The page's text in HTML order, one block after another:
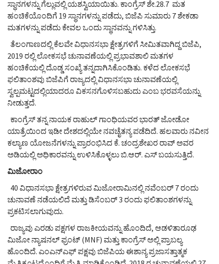
ಸ್ಥಾನಗಳನ್ನು ಗೆಲ್ಲುವಲ್ಲಿ ಯಶಸ್ವಿಯಾಯಿತು. ಕಾಂಗ್ರೆಸ್ ಶೇ.28.7 ಮತ
ಹಂಚಿಕೆಯೊಂದಿಗೆ 19 ಸ್ಥಾನಗಳನ್ನು ಪಡೆದು, ಬಿಜೆಪಿ ಸುಮಾರು 7 ಶೇಕಡಾ
ಮತಗಳನ್ನು ಪಡೆದು ಕೇವಲ ಒಂದು ಸ್ಥಾನವನ್ನು ಗಳಿಸಿತ್ತು.
ತೆಲಂಗಾಣದಲ್ಲಿ ಕೆಲವೇ ವಿಧಾನಸಭಾ ಕ್ಷೇತ್ರಗಳಿಗೆ ಸೀಮಿತವಾಗಿದ್ದ ಬಿಜೆಪಿ,
2019 ರಲ್ಲಿ ಲೋಕಸಭೆ ಚುನಾವಣೆಯಲ್ಲಿ ಪ್ರಭಾವಶಾಲಿ ಮತಗಳ
ಹಂಚಿಕೆಯಲ್ಲಿ ದೊಡ್ಡ ಸಂಖ್ಯೆ ತನ್ನದಾಗಿಸಿಕೊಂಡಿತು. ಕಳೆದ ಲೋಕಸಭೆ
ಫಲಿತಾಂಶವು ಬಿಜೆಪಿಗೆ ರಾಜ್ಯದಲ್ಲಿ ವಿಧಾನಸಭಾ ಚುನಾವಣೆಯಲ್ಲಿ
ಸ್ವಲ್ಪಮಟ್ಟದಲ್ಲಿಯಾದರೂ ವಿಕಸನಗೊಳಿಸಬಹುದು ಎಂಬ ಭರವಸೆಯನ್ನು
ನೀಡುತ್ತದೆ.
ಕಾಂಗ್ರೆಸ್ ತನ್ನ ನಾಯಕ ರಾಹುಲ್ ಗಾಂಧಿಯವರ ಭಾರತ್ ಜೋಡೋ
ಯಾತ್ರೆಯಿಂದ ಇಡೀ ದೇಶದಲ್ಲಿಯೇ ನವಚೈತನ್ಯ ಪಡೆದಿದೆ. ಹಲವಾರು ನವೀನ
ಕಲ್ಯಾಣ ಯೋಜನೆಗಳನ್ನು ಪ್ರಾರಂಭಿಸಿದ ಕೆ. ಚಂದ್ರಶೇಖರ ರಾವ್ ಅವರ
ಅಡಿಯಲ್ಲಿ ಅಧಿಕಾರವನ್ನು ಉಳಿಸಿಕೊಳ್ಳಲು ಬಿ.ಆರ್. ಎಸ್ ಬಯಸುತ್ತಿದೆ.
ಮಿಜೋರಾಂ
40 ವಿಧಾನಸಭಾ ಕ್ಷೇತ್ರಗಳಿರುವ ಮಿಜೋರಾಮಿನಲ್ಲಿ ನವೆಂಬರ್ 7 ರಂದು
ಚುನಾವಣೆ ನಡೆಯಲಿದೆ ಮತ್ತು ಡಿಸೆಂಬರ್ 3 ರಂದು ಫಲಿತಾಂಶಗಳನ್ನು
ಪ್ರಕಟಿಸಲಾಗುವುದು.
ರಾಜ್ಯವು ಎರಡು ಪಕ್ಷಗಳ ರಾಜಕೀಯವನ್ನು ಹೊಂದಿದೆ, ಆಡಳಿತಾರೂಢ
ಮಿಜೋ ನ್ಯಾಷನಲ್ ಫ್ರಂಟ್ (MNF) ಮತ್ತು ಕಾಂಗ್ರೆಸ್ ಅಲ್ಲಿ ಪ್ರಾಬಲ್ಯ
ಹೊಂದಿದೆ. ಎಂಎನ್‌ಎಫ್ ಪಕ್ಷವು ಬಿಜೆಪಿಯ ಈಶಾನ್ಯ ಪ್ರಜಾಸತ್ತಾತ್ಮಕ